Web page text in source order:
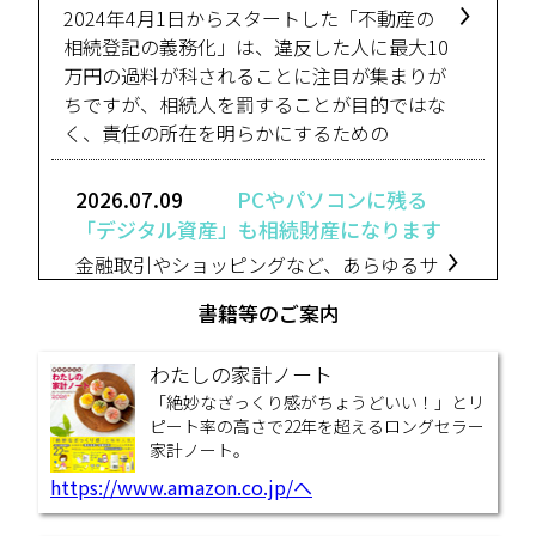
2024年4月1日からスタートした「不動産の
相続登記の義務化」は、違反した人に最大10
万円の過料が科されることに注目が集まりが
ちですが、相続人を罰することが目的ではな
く、責任の所在を明らかにするための
2026.07.09
PCやパソコンに残る
「デジタル資産」も相続財産になります
金融取引やショッピングなど、あらゆるサ
のが当りまえになっている今日この頃。ど
なサービスを利用しているのか、本人以外
は把握でき
2026.06.08
遺言書は残された人への
「思いやり」
書籍等のご案内
わたしの家計ノート
「絶妙なざっくり感がちょうどいい！」とリ
ピート率の高さで22年を超えるロングセラー
家計ノート。
https://www.amazon.co.jp/へ